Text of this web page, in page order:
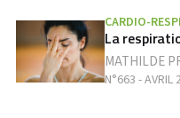
CARDIO-
La
MATHILDE
N°663 - AVRIL